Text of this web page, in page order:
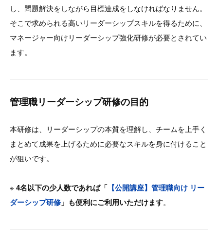
し、問題解決をしながら目標達成をしなければなりません。
そこで求められる高いリーダーシップスキルを得るために、
マネージャー向けリーダーシップ強化研修が必要とされてい
ます。
管理職リーダーシップ研修の目的
本研修は、リーダーシップの本質を理解し、チームを上手く
まとめて成果を上げるために必要なスキルを身に付けること
が狙いです。
※ 4名以下の少人数であれば「 【公開講座】管理職向け リー
ダーシップ研修」も便利にご利用いただけます。